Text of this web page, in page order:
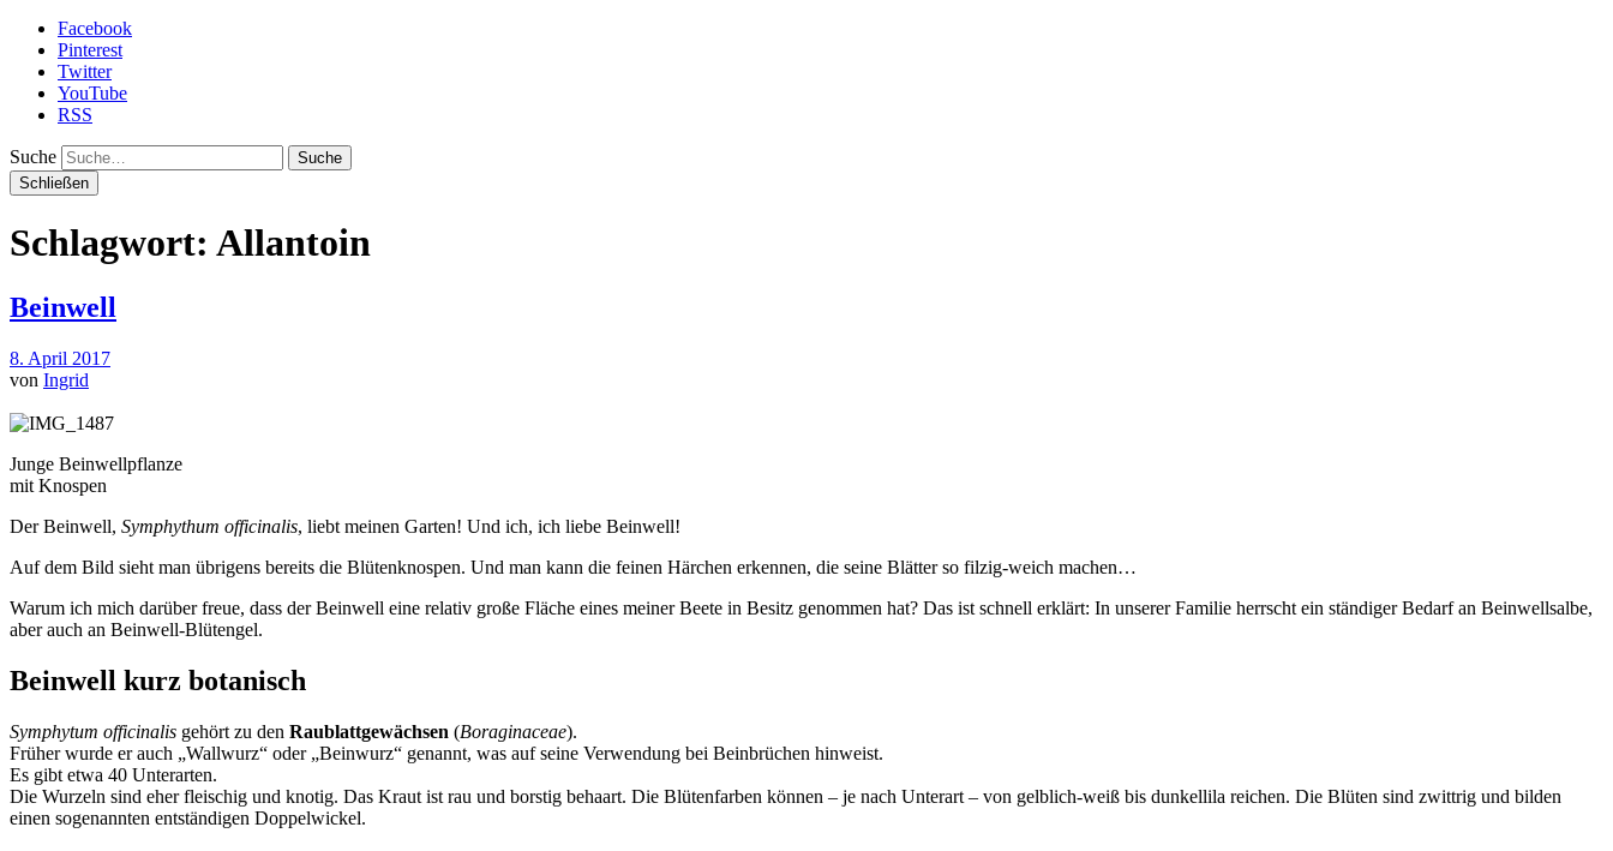
Facebook
Pinterest
Twitter
YouTube
RSS
Suche
Schließen
Schlagwort: Allantoin
Beinwell
8. April 2017
von Ingrid
Junge Beinwellpflanze
mit Knospen
Der Beinwell, Symphythum officinalis, liebt meinen Garten! Und ich, ich liebe Beinwell!
Auf dem Bild sieht man übrigens bereits die Blütenknospen. Und man kann die feinen Härchen erkennen, die seine Blätter so filzig-weich machen…
Warum ich mich darüber freue, dass der Beinwell eine relativ große Fläche eines meiner Beete in Besitz genommen hat? Das ist schnell erklärt: In unserer Familie herrscht ein ständiger Bedarf an Beinwellsalbe,
aber auch an Beinwell-Blütengel.
Beinwell kurz botanisch
Symphytum officinalis gehört zu den Raublattgewächsen (Boraginaceae).
Früher wurde er auch „Wallwurz“ oder „Beinwurz“ genannt, was auf seine Verwendung bei Beinbrüchen hinweist.
Es gibt etwa 40 Unterarten.
Die Wurzeln sind eher fleischig und knotig. Das Kraut ist rau und borstig behaart. Die Blütenfarben können – je nach Unterart – von gelblich-weiß bis dunkellila reichen. Die Blüten sind zwittrig und bilden
einen sogenannten entständigen Doppelwickel.